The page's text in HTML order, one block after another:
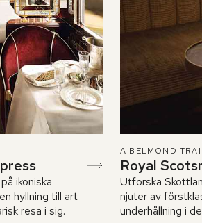
ikoniska
hyllning till art
resa i sig.
A BELMOND
Royal
Utforska
njuter av
underhållning i